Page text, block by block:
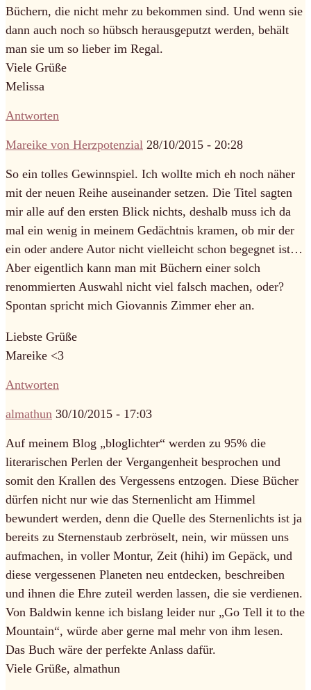
Büchern, die nicht mehr zu bekommen sind. Und wenn sie
dann auch noch so hübsch herausgeputzt werden, behält
man sie um so lieber im Regal.
Viele Grüße
Melissa
Antworten
Mareike von Herzpotenzial 28/10/2015 - 20:28
So ein tolles Gewinnspiel. Ich wollte mich eh noch näher
mit der neuen Reihe auseinander setzen. Die Titel sagten
mir alle auf den ersten Blick nichts, deshalb muss ich da
mal ein wenig in meinem Gedächtnis kramen, ob mir der
ein oder andere Autor nicht vielleicht schon begegnet ist…
Aber eigentlich kann man mit Büchern einer solch
renommierten Auswahl nicht viel falsch machen, oder?
Spontan spricht mich Giovannis Zimmer eher an.
Liebste Grüße
Mareike <3
Antworten
almathun 30/10/2015 - 17:03
Auf meinem Blog „bloglichter“ werden zu 95% die
literarischen Perlen der Vergangenheit besprochen und
somit den Krallen des Vergessens entzogen. Diese Bücher
dürfen nicht nur wie das Sternenlicht am Himmel
bewundert werden, denn die Quelle des Sternenlichts ist ja
bereits zu Sternenstaub zerbröselt, nein, wir müssen uns
aufmachen, in voller Montur, Zeit (hihi) im Gepäck, und
diese vergessenen Planeten neu entdecken, beschreiben
und ihnen die Ehre zuteil werden lassen, die sie verdienen.
Von Baldwin kenne ich bislang leider nur „Go Tell it to the
Mountain“, würde aber gerne mal mehr von ihm lesen.
Das Buch wäre der perfekte Anlass dafür.
Viele Grüße, almathun